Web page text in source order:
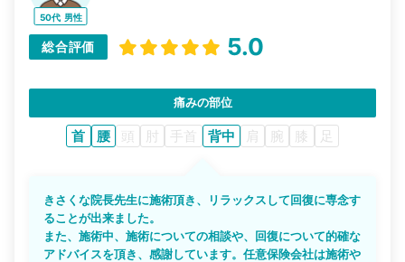
50代 男性
総合評価 5.0
痛みの部位
首 腰 頭 肘 手首 背中 肩 腕 膝 足
きさくな院長先生に施術頂き、リラックスして回復に専念す
ることが出来ました。
また、施術中、施術についての相談や、回復について的確な
アドバイスを頂き、感謝しています。任意保険会社は施術や